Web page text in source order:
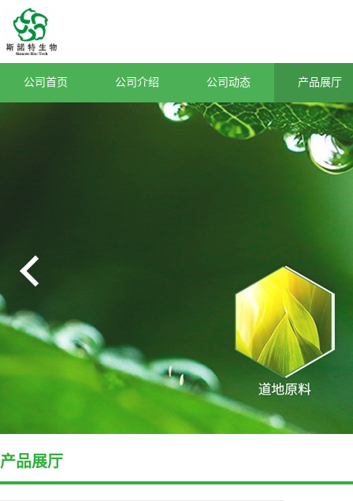
公司首页 公司介绍 公司动态 产品展厅
产品展厅